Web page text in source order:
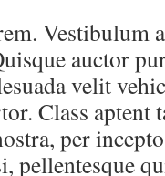
Vestibulum
auctor
velit
Class aptent
per
pellentesque